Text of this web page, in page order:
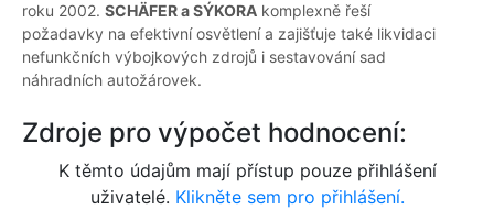
roku 2002. SCHÄFER a SÝKORA komplexně řeší
požadavky na efektivní osvětlení a zajišťuje také likvidaci
nefunkčních výbojkových zdrojů i sestavování sad
náhradních autožárovek.
Zdroje pro výpočet hodnocení:
K těmto údajům mají přístup pouze přihlášení
uživatelé. Klikněte sem pro přihlášení.